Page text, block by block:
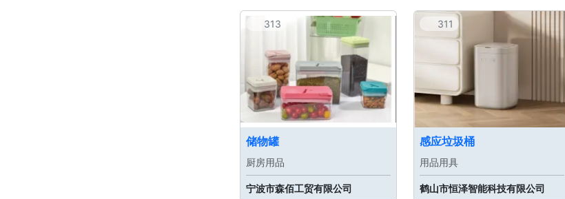
313
储物罐
厨房用品
宁波市森佰工贸有限公司
311
感应垃圾桶
用品用具
鹤山市恒泽智能科技有限公司